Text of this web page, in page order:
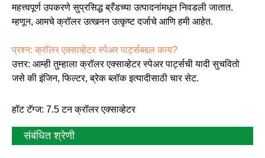
महत्त्वपूर्ण उपकरणे सुप्रसिद्ध ब्रँडच्या उत्पादनांमधून निवडली जातात.
म्हणून, आमचे क्रॉलर उत्खनन उत्कृष्ट दर्जाचे आणि हमी आहेत.
प्रश्न: क्रॉलर एक्साव्हेटर स्पेअर पार्ट्सबद्दल काय?
उत्तर: आम्ही तुम्हाला क्रॉलर एक्साव्हेटर स्पेअर पार्ट्सची यादी सुचवितो
जसे की इंजिन, फिल्टर, ब्रेक ब्लॉक इत्यादीसाठी चार सेट.
हॉट टॅग्ज: 7.5 टन क्रॉलर एक्साव्हेटर
संबंधित श्रेणी